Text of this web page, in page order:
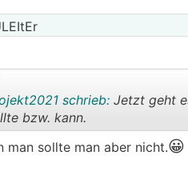
schrieb:Jetzt geht
bzw. kann.
man sollte man aber nicht.😀